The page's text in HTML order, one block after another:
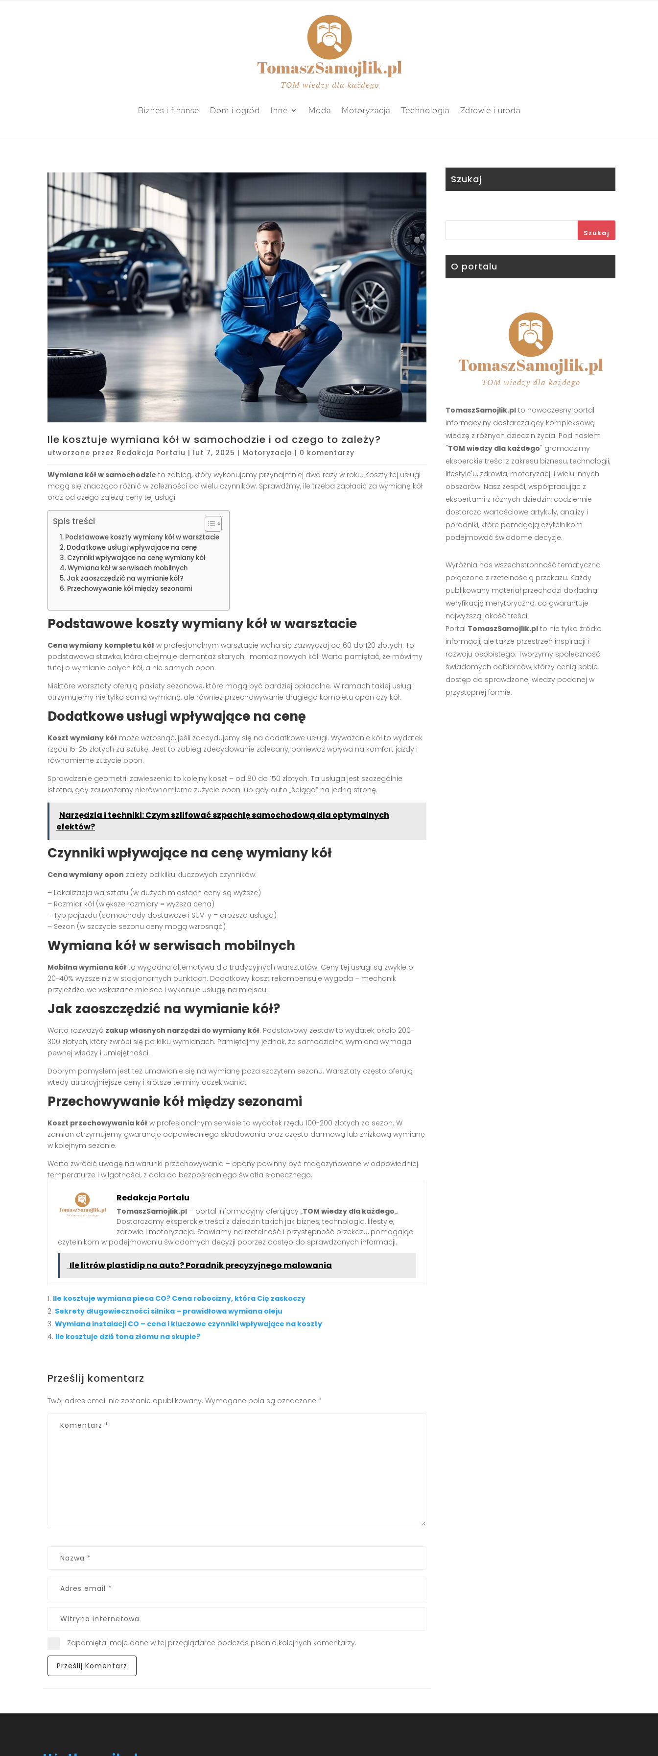
Biznes i finanse Dom i ogród Inne Moda Motoryzacja Technologia Zdrowie i uroda
Ile kosztuje wymiana kół w samochodzie i od czego to zależy?
utworzone przez Redakcja Portalu | lut 7, 2025 | Motoryzacja | 0 komentarzy
Wymiana kół w samochodzie to zabieg, który wykonujemy przynajmniej dwa razy w roku. Koszty tej usługi
mogą się znacząco różnić w zależności od wielu czynników. Sprawdźmy, ile trzeba zapłacić za wymianę kół
oraz od czego zależą ceny tej usługi.
Spis treści
Podstawowe koszty wymiany kół w warsztacie
Dodatkowe usługi wpływające na cenę
Czynniki wpływające na cenę wymiany kół
Wymiana kół w serwisach mobilnych
Jak zaoszczędzić na wymianie kół?
Przechowywanie kół między sezonami
Podstawowe koszty wymiany kół w warsztacie
Cena wymiany kompletu kół w profesjonalnym warsztacie waha się zazwyczaj od 60 do 120 złotych. To
podstawowa stawka, która obejmuje demontaż starych i montaż nowych kół. Warto pamiętać, że mówimy
tutaj o wymianie całych kół, a nie samych opon.
Niektóre warsztaty oferują pakiety sezonowe, które mogą być bardziej opłacalne. W ramach takiej usługi
otrzymujemy nie tylko samą wymianę, ale również przechowywanie drugiego kompletu opon czy kół.
Dodatkowe usługi wpływające na cenę
Koszt wymiany kół może wzrosnąć, jeśli zdecydujemy się na dodatkowe usługi. Wyważanie kół to wydatek
rzędu 15-25 złotych za sztukę. Jest to zabieg zdecydowanie zalecany, ponieważ wpływa na komfort jazdy i
równomierne zużycie opon.
Sprawdzenie geometrii zawieszenia to kolejny koszt – od 80 do 150 złotych. Ta usługa jest szczególnie
istotna, gdy zauważamy nierównomierne zużycie opon lub gdy auto „ściąga” na jedną stronę.
Narzędzia i techniki: Czym szlifować szpachlę samochodową dla optymalnych
efektów?
Czynniki wpływające na cenę wymiany kół
Cena wymiany opon zależy od kilku kluczowych czynników:
– Lokalizacja warsztatu (w dużych miastach ceny są wyższe)
– Rozmiar kół (większe rozmiary = wyższa cena)
– Typ pojazdu (samochody dostawcze i SUV-y = droższa usługa)
– Sezon (w szczycie sezonu ceny mogą wzrosnąć)
Wymiana kół w serwisach mobilnych
Mobilna wymiana kół to wygodna alternatywa dla tradycyjnych warsztatów. Ceny tej usługi są zwykle o
20-40% wyższe niż w stacjonarnych punktach. Dodatkowy koszt rekompensuje wygoda – mechanik
przyjeżdża we wskazane miejsce i wykonuje usługę na miejscu.
Jak zaoszczędzić na wymianie kół?
Warto rozważyć zakup własnych narzędzi do wymiany kół. Podstawowy zestaw to wydatek około 200-
300 złotych, który zwróci się po kilku wymianach. Pamiętajmy jednak, że samodzielna wymiana wymaga
pewnej wiedzy i umiejętności.
Dobrym pomysłem jest też umawianie się na wymianę poza szczytem sezonu. Warsztaty często oferują
wtedy atrakcyjniejsze ceny i krótsze terminy oczekiwania.
Przechowywanie kół między sezonami
Koszt przechowywania kół w profesjonalnym serwisie to wydatek rzędu 100-200 złotych za sezon. W
zamian otrzymujemy gwarancję odpowiedniego składowania oraz często darmową lub zniżkową wymianę
w kolejnym sezonie.
Warto zwrócić uwagę na warunki przechowywania – opony powinny być magazynowane w odpowiedniej
temperaturze i wilgotności, z dala od bezpośredniego światła słonecznego.
Redakcja Portalu
TomaszSamojlik.pl – portal informacyjny oferujący „TOM wiedzy dla każdego„.
Dostarczamy eksperckie treści z dziedzin takich jak biznes, technologia, lifestyle,
zdrowie i motoryzacja. Stawiamy na rzetelność i przystępność przekazu, pomagając
czytelnikom w podejmowaniu świadomych decyzji poprzez dostęp do sprawdzonych informacji.
Ile litrów plastidip na auto? Poradnik precyzyjnego malowania
Ile kosztuje wymiana pieca CO? Cena robocizny, która Cię zaskoczy
Sekrety długowieczności silnika – prawidłowa wymiana oleju
Wymiana instalacji CO – cena i kluczowe czynniki wpływające na koszty
Ile kosztuje dziś tona złomu na skupie?
Prześlij komentarz
Twój adres email nie zostanie opublikowany. Wymagane pola są oznaczone *
Zapamiętaj moje dane w tej przeglądarce podczas pisania kolejnych komentarzy.
Szukaj
Szukaj
O portalu
TomaszSamojlik.plto nowoczesny portal
informacyjny dostarczający kompleksową
wiedzę z różnych dziedzin życia. Pod hasłem
"TOM wiedzy dla każdego" gromadzimy
eksperckie treści z zakresu biznesu, technologii,
lifestyle'u, zdrowia, motoryzacji i wielu innych
obszarów. Nasz zespół, współpracując z
ekspertami z różnych dziedzin, codziennie
dostarcza wartościowe artykuły, analizy i
poradniki, które pomagają czytelnikom
podejmować świadome decyzje.
Wyróżnia nas wszechstronność tematyczna
połączona z rzetelnością przekazu. Każdy
publikowany materiał przechodzi dokładną
weryfikację merytoryczną, co gwarantuje
najwyższą jakość treści.
Portal TomaszSamojlik.plto nie tylko źródło
informacji, ale także przestrzeń inspiracji i
rozwoju osobistego. Tworzymy społeczność
świadomych odbiorców, którzy cenią sobie
dostęp do sprawdzonej wiedzy podanej w
przystępnej formie.